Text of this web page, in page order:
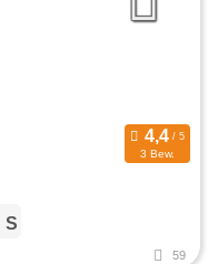
3 Bew.
59